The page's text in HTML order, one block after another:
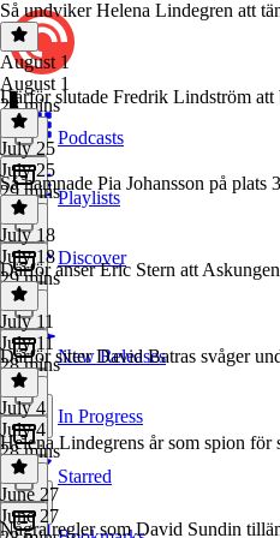
Podcasts
Playlists
Discover
New Releases
In Progress
Starred
Så undviker Helena Lindegren att
August 1
August 1
28 mins
Därför slutade Fredrik Lindström att
July 25
July 25
29 mins
Så hamnade Pia Johansson på plats
July 18
July 18
29 mins
Därför anser Eric Stern att
July 11
July 11
28 mins
Därför sitter David Batras svåger
July 4
July 4
28 mins
Helena Lindegrens år som spion för
June 27
June 27
Några regler som David Sundin